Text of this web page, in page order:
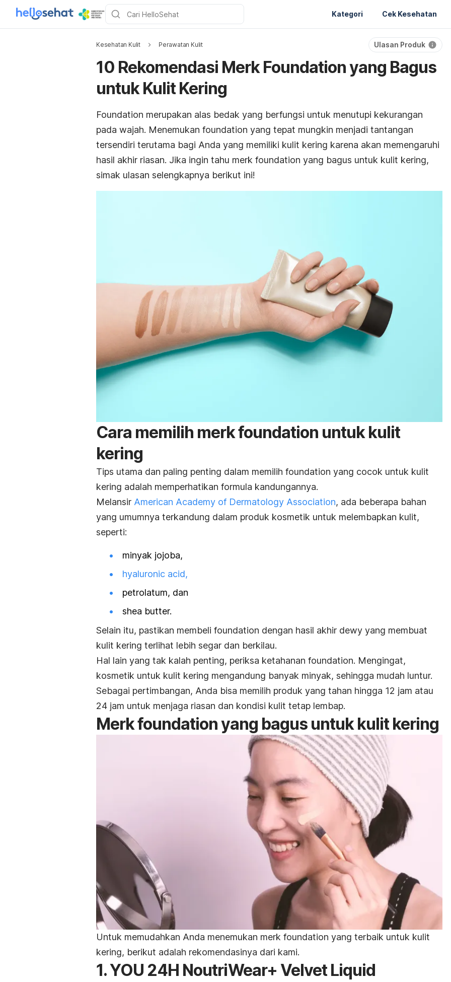
Kategori Cek Kesehatan
Kesehatan Kulit Perawatan Kulit Ulasan Produk
10 Rekomendasi Merk Foundation yang Bagus
untuk Kulit Kering
Foundation merupakan alas bedak yang berfungsi untuk menutupi kekurangan
pada wajah. Menemukan foundation yang tepat mungkin menjadi tantangan
tersendiri terutama bagi Anda yang memiliki kulit kering karena akan memengaruhi
hasil akhir riasan. Jika ingin tahu merk foundation yang bagus untuk kulit kering,
simak ulasan selengkapnya berikut ini!
Cara memilih merk foundation untuk kulit
kering
Tips utama dan paling penting dalam memilih foundation yang cocok untuk kulit
kering adalah memperhatikan formula kandungannya.
Melansir American Academy of Dermatology Association, ada beberapa bahan
yang umumnya terkandung dalam produk kosmetik untuk melembapkan kulit,
seperti:
minyak jojoba,
hyaluronic acid,
petrolatum, dan
shea butter.
Selain itu, pastikan membeli foundation dengan hasil akhir dewy yang membuat
kulit kering terlihat lebih segar dan berkilau.
Hal lain yang tak kalah penting, periksa ketahanan foundation. Mengingat,
kosmetik untuk kulit kering mengandung banyak minyak, sehingga mudah luntur.
Sebagai pertimbangan, Anda bisa memilih produk yang tahan hingga 12 jam atau
24 jam untuk menjaga riasan dan kondisi kulit tetap lembap.
Merk foundationyang bagus untuk kulit kering
Untuk memudahkan Anda menemukan merk foundation yang terbaik untuk kulit
kering, berikut adalah rekomendasinya dari kami.
1. YOU 24H NoutriWear+ Velvet Liquid